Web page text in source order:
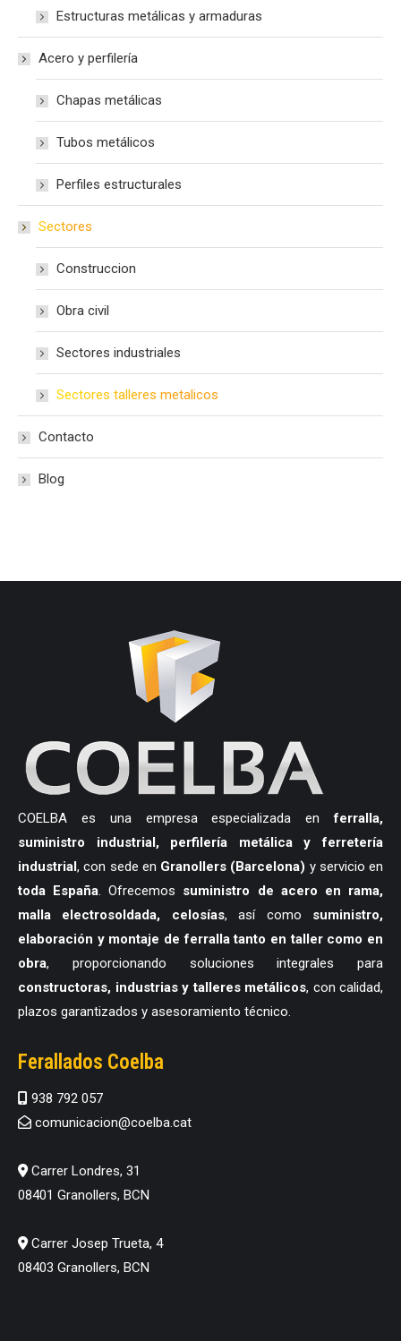
Estructuras metálicas y armaduras
Acero y perfilería
Chapas metálicas
Tubos metálicos
Perfiles estructurales
Sectores
Construccion
Obra civil
Sectores industriales
Sectores talleres metalicos
Contacto
Blog
COELBA es una empresa especializada enferralla,
suministro industrial, perfilería metálica y ferretería
industrial, con sede en Granollers (Barcelona) y servicio en
toda España. Ofrecemos suministro de acero en rama,
malla electrosoldada, celosías, así como suministro,
elaboración y montaje de ferralla tanto en taller como en
obra, proporcionando soluciones integrales para
constructoras, industrias y talleres metálicos, con calidad,
plazos garantizados y asesoramiento técnico.
Ferallados Coelba
938 792 057
comunicacion@coelba.cat
Carrer Londres, 31
08401 Granollers, BCN
Carrer Josep Trueta, 4
08403 Granollers, BCN